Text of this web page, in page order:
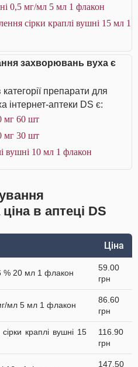
0,5 мг/мл 5 мл 1 флакон
сірки краплі вушні 15 мл 1
захворювань вуха є
препарати для
інтернет-аптеки DS є:
мг 60 шт
мг 30 шт
вушні 10 мл 1 флакон
в аптеці DS
Ціна
% 20 мл 1 флакон
59.00
грн
мл 5 мл 1 флакон
86.60
грн
краплі вушні 15
116.90
грн
147.50